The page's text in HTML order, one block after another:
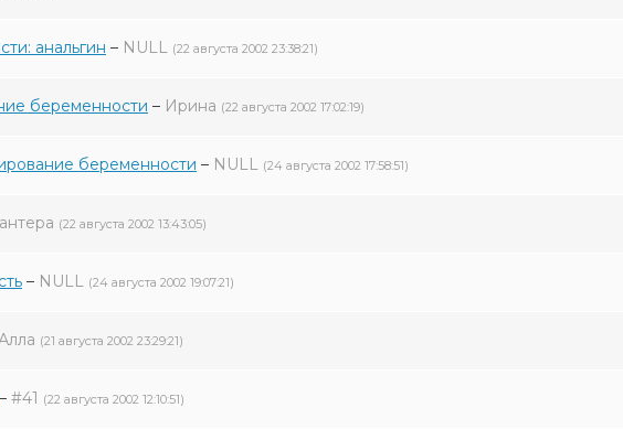
анальгин – NULL (22 августа 2002 23:38:21)
беременности – Ирина (22 августа 2002 17:02:19)
беременности – NULL (24 августа 2002 17:58:51)
(22 августа 2002 13:43:05)
– NULL (24 августа 2002 19:07:21)
(21 августа 2002 23:29:21)
– #41 (22 августа 2002 12:10:51)